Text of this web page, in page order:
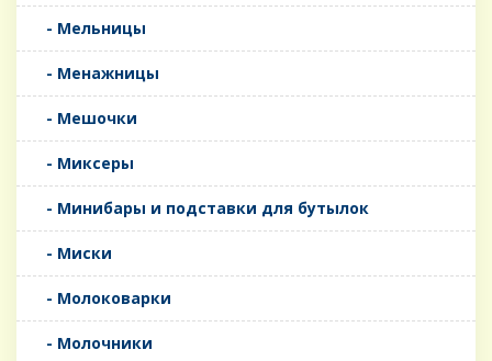
- Мельницы
- Менажницы
- Мешочки
- Миксеры
- Минибары и подставки для бутылок
- Миски
- Молоковарки
- Молочники